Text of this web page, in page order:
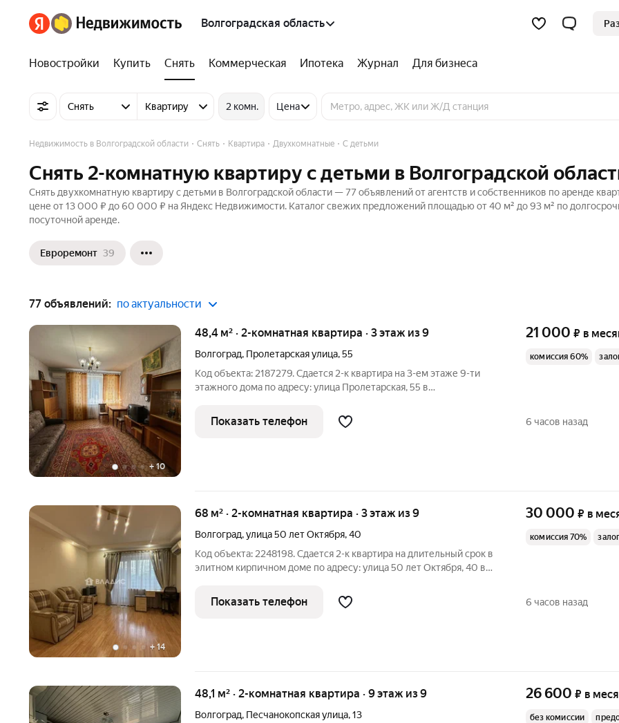
Волгоградская область
Новостройки Купить Снять Коммерческая Ипотека Журнал Для бизнеса
Снять Квартиру 2 комн. Цена
Недвижимость в Волгоградской области Снять Квартира Двухкомнатные С детьми
Снять 2-комнатную квартиру с детьми в Волгоградской
Снять двухкомнатную квартиру с детьми в Волгоградской области — 77 объявлений от агентств и собственников по аренде
цене от 13 000 ₽ до 60 000 ₽ на Яндекс Недвижимости. Каталог свежих предложений площадью от 40 м² до 93 м² по
посуточной аренде.
Евроремонт 39
77 объявлений: по актуальности
+10
48,4 м² · 2-комнатная квартира · 3 этаж из 9
Волгоград, Пролетарская улица,55
Код объекта: 2187279. Сдается 2-к квартира на 3-ем этаже 9-ти
этажного дома по адресу: улица Пролетарская, 55 в
8.5 кв. метров. Комнаты изолированные: 15.3 + 12.7 кв. метров.
Дом
21 000 ₽ в
комиссия 60%
Показать телефон 6 часов назад
+14
68 м² · 2-комнатная квартира · 3 этаж из 9
Волгоград,улица 50 лет Октября,40
Код объекта: 2248198. Сдается 2-к квартира на длительный срок в
элитном кирпичном доме по адресу: улица 50 лет Октября, 40 в
площадь 68 кв.м, жилая 36.9 кв.м, кухня 9 кв. м. Изолированные
комнаты:
30 000 ₽ в
комиссия 70% залог
Показать телефон 6 часов назад
48,1 м² · 2-комнатная квартира · 9 этаж из 9
Волгоград, Песчанокопская улица,13
26 600 ₽ в
без комиссии